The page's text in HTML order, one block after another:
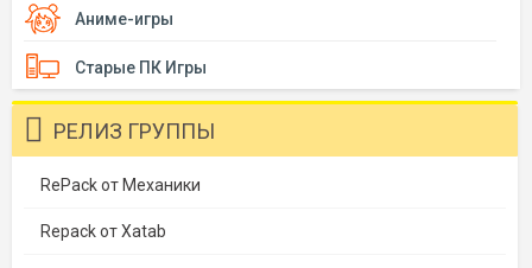
Аниме-игры
Старые ПК Игры
РЕЛИЗ ГРУППЫ
RePack от Механики
Repack от Xatab